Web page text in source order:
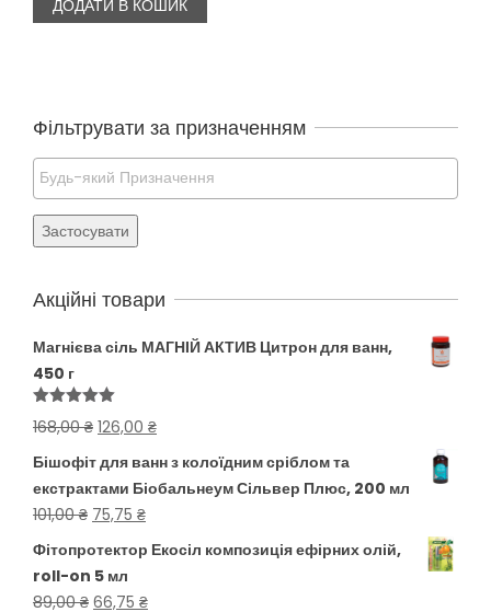
547,00 ₴.410,25 ₴.
ДОДАТИ В КОШИК
Фільтрувати за призначенням
Застосувати
Акційні товари
Магнієва сіль МАГНІЙ АКТИВ Цитрон для ванн,
450 г
5.00з 5
168,00₴ Оригінальна
168,00 ₴.
126,00 ₴Поточна
126,00 ₴.
Бішофіт для ванн з колоїдним сріблом та
екстрактами Біобальнеум Сільвер Плюс, 200 мл
101,00₴ Оригінальна
101,00 ₴.
75,75 ₴Поточна
ціна:
Фітопротектор Екосіл композиція ефірних олій,
roll-on 5 мл
89,00₴ Оригінальна
66,75 ₴Поточна